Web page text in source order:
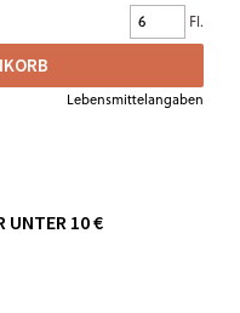
Fl.
Lebensmittelangaben
UNTER 10 €